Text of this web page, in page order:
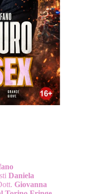
Daniela
Giovanna